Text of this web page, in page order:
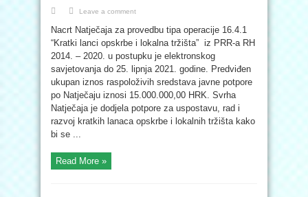
Leave a comment
Nacrt Natječaja za provedbu tipa operacije 16.4.1
“Kratki lanci opskrbe i lokalna tržišta” iz PRR-a RH
2014. – 2020. u postupku je elektronskog
savjetovanja do 25. lipnja 2021. godine. Predviđen
ukupan iznos raspoloživih sredstava javne potpore
po Natječaju iznosi 15.000.000,00 HRK. Svrha
Natječaja je dodjela potpore za uspostavu, rad i
razvoj kratkih lanaca opskrbe i lokalnih tržišta kako
bi se ...
Read More »